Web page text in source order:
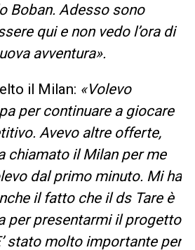
Boban. Adesso sono
qui e non vedo l’ora di
avventura».
il Milan: «Volevo
per continuare a giocare
Avevo altre offerte,
chiamato il Milan per me
dal primo minuto. Mi ha
il fatto che il ds Tare è
per presentarmi il progetto
stato molto importante per